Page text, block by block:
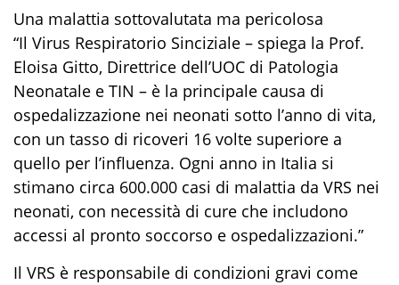
Una malattia sottovalutata ma pericolosa
“Il Virus Respiratorio Sinciziale – spiega la Prof.
Eloisa Gitto, Direttrice dell’UOC di Patologia
Neonatale e TIN – è la principale causa di
ospedalizzazione nei neonati sotto l’anno di vita,
con un tasso di ricoveri 16 volte superiore a
quello per l’influenza. Ogni anno in Italia si
stimano circa 600.000 casi di malattia da VRS nei
neonati, con necessità di cure che includono
accessi al pronto soccorso e ospedalizzazioni.”
Il VRS è responsabile di condizioni gravi come